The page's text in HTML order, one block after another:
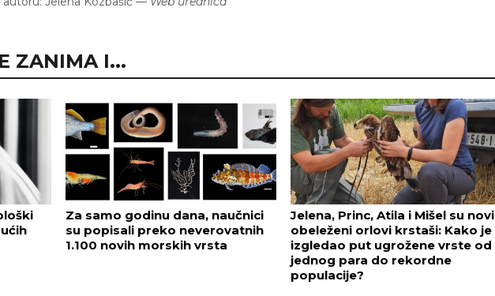
ZANIMA I...
Za samo godinu dana, naučnici
su popisali preko neverovatnih
1.100 novih morskih vrsta
Jelena, Princ, Atila i Mišel su novi
obeleženi orlovi krstaši: Kako je
izgledao put ugrožene vrste od
jednog para do rekordne
populacije?